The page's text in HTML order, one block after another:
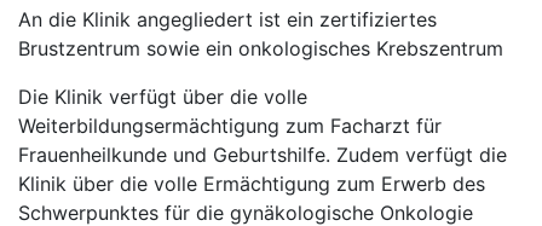
An die Klinik angegliedert ist ein zertifiziertes
Brustzentrum sowie ein onkologisches Krebszentrum
Die Klinik verfügt über die volle
Weiterbildungsermächtigung zum Facharzt für
Frauenheilkunde und Geburtshilfe. Zudem verfügt die
Klinik über die volle Ermächtigung zum Erwerb des
Schwerpunktes für die gynäkologische Onkologie